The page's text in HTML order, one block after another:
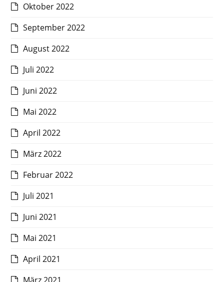
Oktober 2022
September 2022
August 2022
Juli 2022
Juni 2022
Mai 2022
April 2022
März 2022
Februar 2022
Juli 2021
Juni 2021
Mai 2021
April 2021
März 2021